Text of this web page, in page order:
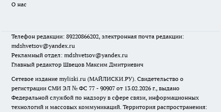
О нас
Телефон редакции: 89220866202, электронная почта редакции:
mdshvetsov@yandex.ru
Рекламный отдел: mdshvetsov@yandex.ru
Главный редактор Швецов Максим Дмитриевич
Сетевое издание myliski.ru (МАЙЛИСКИ.РУ). Свидетельство о
регистрации СМИ ЭЛ № ФС 77 - 90907 от 13.02.2026 г., выдано
Федеральной службой по надзору в сфере связи, информационных
технологий и массовых коммуникаций. Территория распространения: